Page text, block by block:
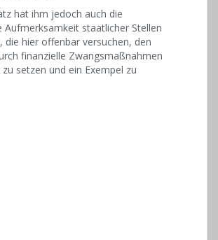
hat ihm jedoch auch die
Aufmerksamkeit staatlicher Stellen
die hier offenbar versuchen, den
finanzielle Zwangsmaßnahmen
setzen und ein Exempel zu